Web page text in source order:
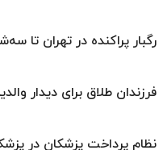
رگبار پراکنده در تهران تا
فرزندان طلاق برای دیدار
نظام پرداخت پزشکان در